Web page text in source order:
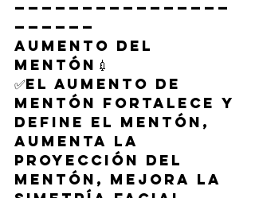
————————————————
——————
Aumento del
mentón💉
✅El aumento de
mentón fortalece y
define el mentón,
aumenta la
proyección del
mentón, mejora la